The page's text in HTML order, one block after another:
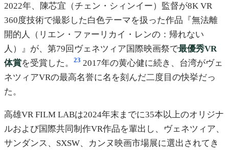
2022年、陳芯宜（チェン・シィンイー）監督が8K VR
360度技術で撮影した白色テーマを扱った作品『無法離
開的人（リエン・ファーリカイ・レンの：帰れない
人）』が、第79回ヴェネツィア国際映画祭で最優秀VR
体賞を受賞した。 23 2017年の黄心健に続き、台湾がヴェ
ネツィアVRの最高名誉に名を刻んだ二度目の快挙だっ
た。
高雄VR FILM LABは2024年末までに35本以上のオリジナ
ルおよび国際共同制作VR作品を輩出し、ヴェネツィア、
サンダンス、SXSW、カンヌ映画市場展に選出されてき